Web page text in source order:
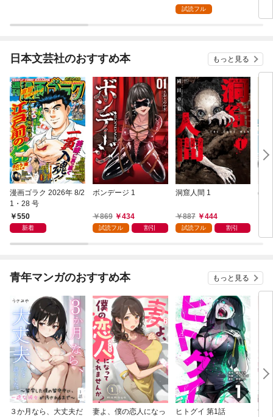
試読フル
日本文芸社のおすすめ本 もっと見る
漫画ゴラク 2026年 8/2
1・28 号
550
新着
ボンデージ 1
869 434
試読フル 割引
洞窟人間 1
887 444
試読フル 割引
ほ
青年マンガのおすすめ本 もっと見る
３か月なら、大丈夫だ
妻よ、僕の恋人になっ
ヒトグイ 第1話
世